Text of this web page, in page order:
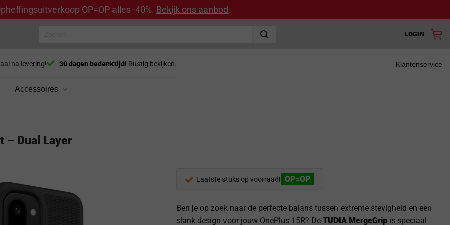
OP=OP alles -40%. Bekijk ons aanbod.
LOGIN
na levering! 30 dagen bedenktijd! Rustig bekijken. Klantenservice
Accessoires
– Dual Layer
Laatste stuks op voorraad! OP=OP
Ben je op zoek naar de perfecte balans tussen extreme stevigheid en een
slank design voor jouw OnePlus 15R? De TUDIA MergeGrip is speciaal